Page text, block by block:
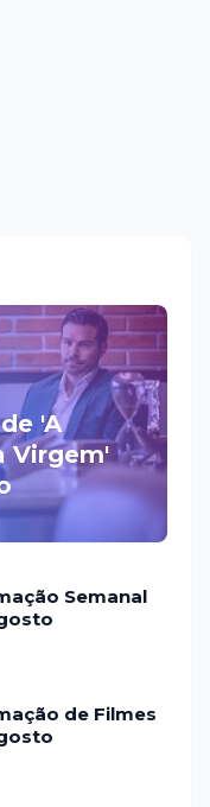
'A
Virgem'
Semanal
de Filmes